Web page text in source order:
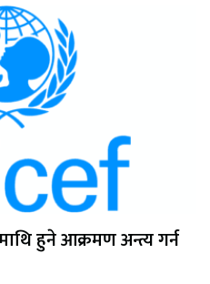
हुने आक्रमण अन्त्य गर्न